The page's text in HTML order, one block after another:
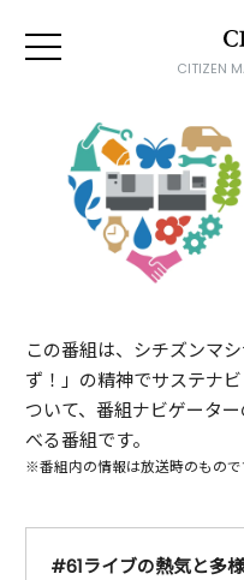
CITIZEN
この番組は、シチズンマ
ず！」の精神でサステナ
ついて、番組ナビゲータ
べる番組です。
※番組内の情報は放送時のもので
#61ライブの熱気と多